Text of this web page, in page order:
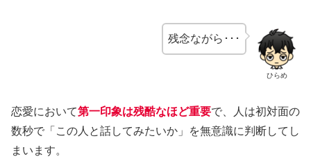
ひらめ
残念ながら･･･
恋愛において第一印象は残酷なほど重要で、人は初対面の
数秒で「この人と話してみたいか」を無意識に判断してし
まいます。